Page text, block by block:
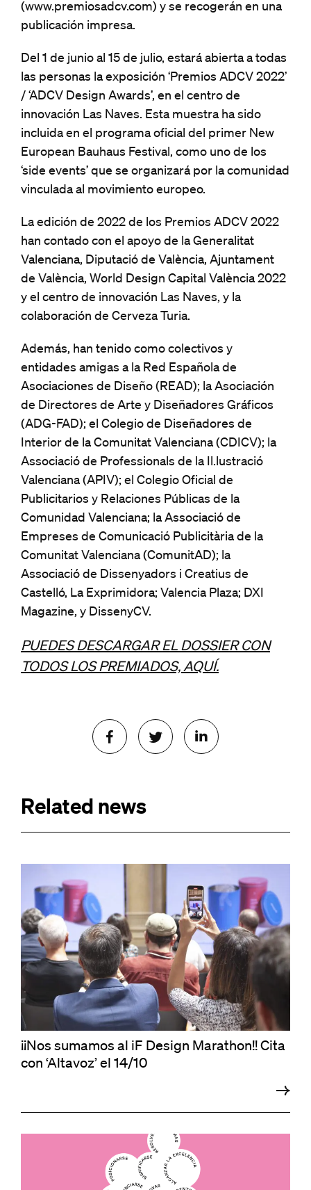
(www.premiosadcv.com) y se recogerán en una
publicación impresa.
Del 1 de junio al 15 de julio, estará abierta a todas
las personas la exposición ‘Premios ADCV 2022’
/ ‘ADCV Design Awards’, en el centro de
innovación Las Naves. Esta muestra ha sido
incluida en el programa oficial del primer New
European Bauhaus Festival, como uno de los
‘side events’ que se organizará por la comunidad
vinculada al movimiento europeo.
La edición de 2022 de los Premios ADCV 2022
han contado con el apoyo de la Generalitat
Valenciana, Diputació de València, Ajuntament
de València, World Design Capital València 2022
y el centro de innovación Las Naves, y la
colaboración de Cerveza Turia.
Además, han tenido como colectivos y
entidades amigas a la Red Española de
Asociaciones de Diseño (READ); la Asociación
de Directores de Arte y Diseñadores Gráficos
(ADG-FAD); el Colegio de Diseñadores de
Interior de la Comunitat Valenciana (CDICV); la
Associació de Professionals de la Il.lustració
Valenciana (APIV); el Colegio Oficial de
Publicitarios y Relaciones Públicas de la
Comunidad Valenciana; la Associació de
Empreses de Comunicació Publicitària de la
Comunitat Valenciana (ComunitAD); la
Associació de Dissenyadors i Creatius de
Castelló, La Exprimidora; Valencia Plaza; DXI
Magazine, y DissenyCV.
PUEDES DESCARGAR EL DOSSIER CON
TODOS LOS PREMIADOS, AQUÍ.
Related news
¡¡Nos sumamos al iF Design Marathon!! Cita
con ‘Altavoz’ el 14/10